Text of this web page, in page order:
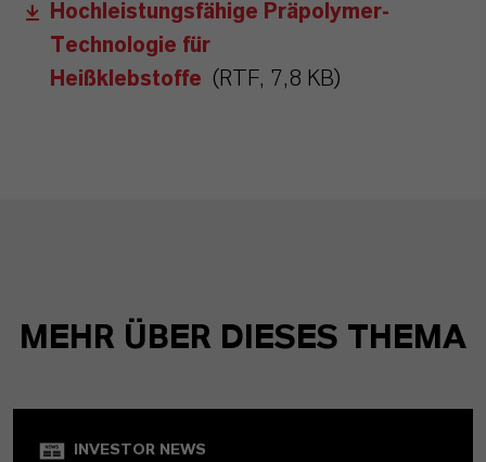
Hochleistungsfähige Präpolymer-
Technologie für
Heißklebstoffe (RTF, 7,8 KB)
MEHR ÜBER DIESES THEMA
INVESTOR NEWS